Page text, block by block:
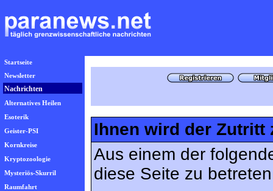
Startseite
Newsletter
Nachrichten
Alternatives Heilen
Esoterik
Geister-PSI
Kornkreise
Kryptozoologie
Mysteriös-Skurril
Raumfahrt
Ihnen wird der Zutritt
Aus einem der
diese Seite zu